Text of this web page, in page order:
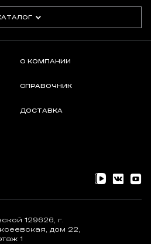
О КОМПАНИИ
СПРАВОЧНИК
ДОСТАВКА
129626, г.
дом 22,
1